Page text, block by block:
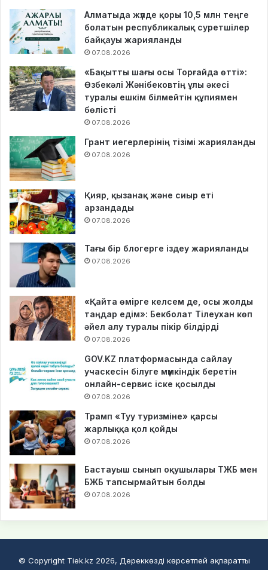
Алматыда жүлде қоры 10,5 млн теңге
болатын республикалық суретшілер
байқауы жарияланды
07.08.2026
«Бақытты шағы осы Торғайда өтті»:
Өзбекәлі Жәнібековтің ұлы әкесі
туралы ешкім білмейтін құпиямен
бөлісті
07.08.2026
Грант иегерлерінің тізімі жарияланды
07.08.2026
Қияр, қызанақ және сиыр еті
арзандады
07.08.2026
Тағы бір блогерге іздеу жарияланды
07.08.2026
«Қайта өмірге келсем де, осы жолды
таңдар едім»: Бекболат Тілеухан көп
әйел алу туралы пікір білдірді
07.08.2026
GOV.KZ платформасында сайлау
учаскесін білуге мүмкіндік беретін
онлайн-сервис іске қосылды
07.08.2026
Трамп «Туу туризміне» қарсы
жарлыққа қол қойды
07.08.2026
Бастауыш сынып оқушылары ТЖБ мен
БЖБ тапсырмайтын болды
07.08.2026
© Copyright Tiek.kz 2026, Дереккөзді көрсетпей ақпаратты